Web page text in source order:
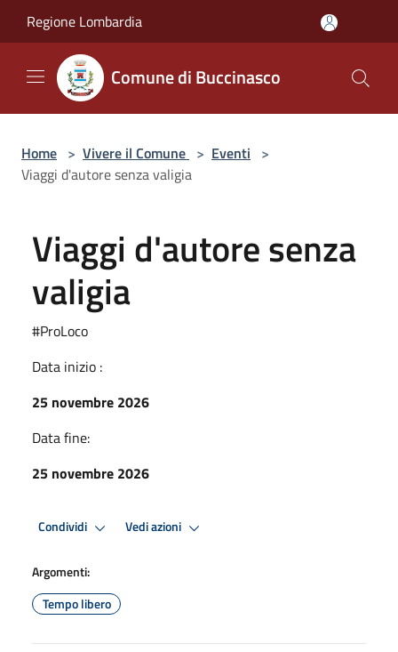
Regione Lombardia
Comune di Buccinasco
Home > Vivere il Comune > Eventi >
Viaggi d'autore senza valigia
Viaggi d'autore senza
valigia
#ProLoco
Data inizio :
25 novembre 2026
Data fine:
25 novembre 2026
Condividi Vedi azioni
Argomenti:
Tempo libero